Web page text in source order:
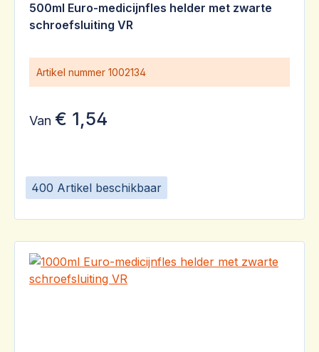
400 Artikel beschikbaar
500ml Euro-medicijnfles helder met zwarte
schroefsluiting VR
Artikel nummer 1002134
Van € 1,54